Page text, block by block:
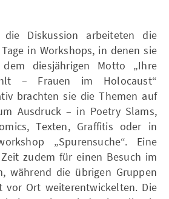
Diskussion arbeiteten die
in Workshops, in denen sie
diesjährigen Motto „Ihre
– Frauen im Holocaust“
brachten sie die Themen auf
Ausdruck – in Poetry Slams,
Texten, Graffitis oder in
„Spurensuche“. Eine
zudem für einen Besuch im
während die übrigen Gruppen
vor Ort weiterentwickelten. Die